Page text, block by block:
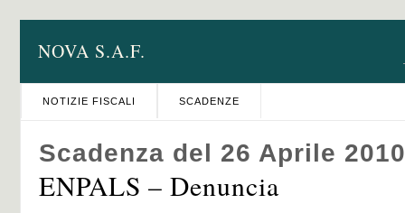
NOVA S.A.F.
NOTIZIE FISCALI SCADENZE
Scadenza del 26 Aprile 2010
ENPALS – Denuncia